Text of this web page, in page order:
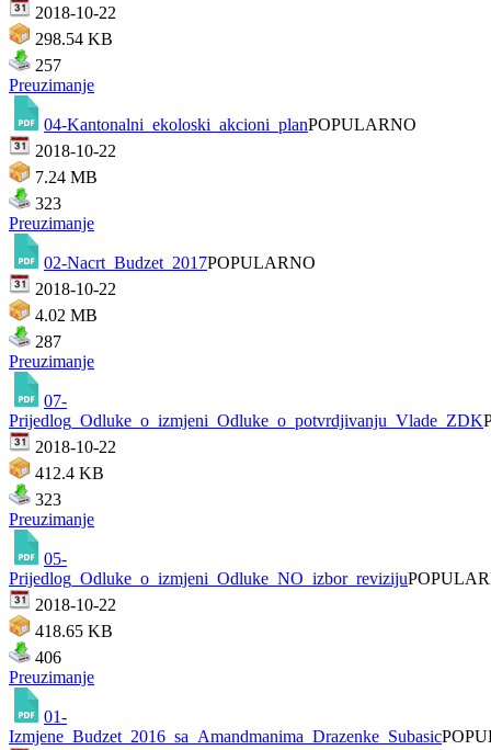
2018-10-22
298.54 KB
257
Preuzimanje
04-Kantonalni_ekoloski_akcioni_planPOPULARNO
2018-10-22
7.24 MB
323
Preuzimanje
02-Nacrt_Budzet_2017POPULARNO
2018-10-22
4.02 MB
287
Preuzimanje
07-
Prijedlog_Odluke_o_izmjeni_Odluke_o_potvrdjivanju_Vlade_ZDK
2018-10-22
412.4 KB
323
Preuzimanje
05-
Prijedlog_Odluke_o_izmjeni_Odluke_NO_izbor_reviziju
2018-10-22
418.65 KB
406
Preuzimanje
01-
Izmjene_Budzet_2016_sa_Amandmanima_Drazenke_Subasic